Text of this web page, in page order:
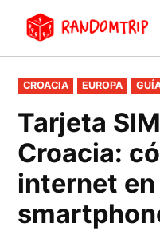
contenido
PUBLICADO
EN
CROACIA EUROPA
Tarjeta
Croacia:
internet